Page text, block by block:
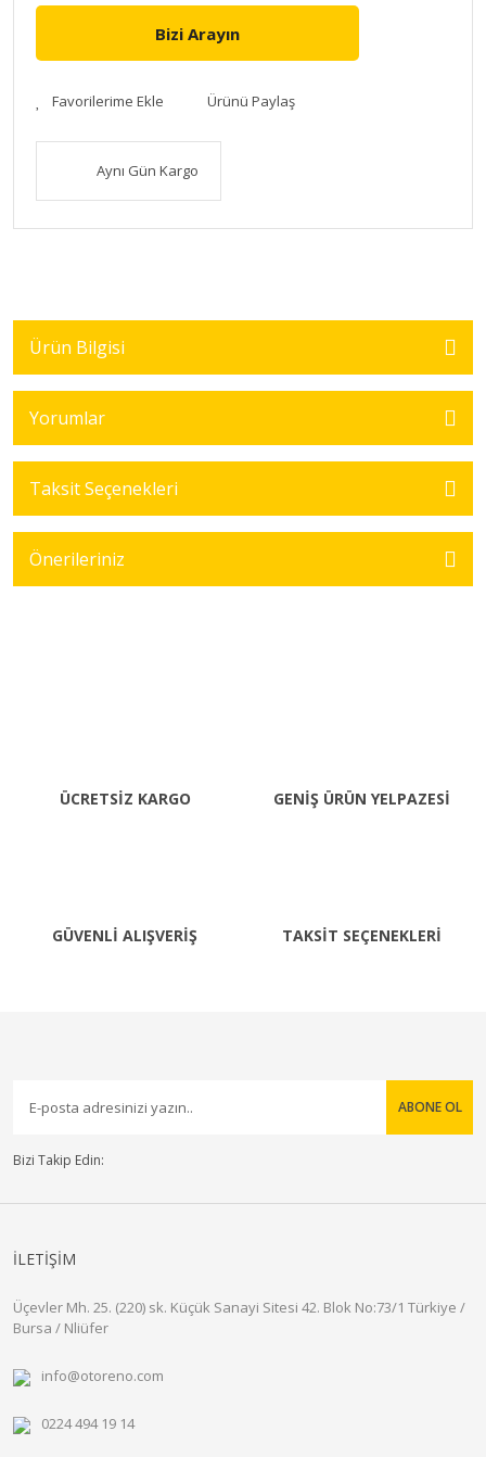
Bizi Arayın
Ürünü Paylaş
Aynı Gün Kargo
Ürün Bilgisi
Yorumlar
Taksit Seçenekleri
Önerileriniz
ÜCRETSİZ KARGO GENİŞ ÜRÜN YELPAZESİ
GÜVENLİ ALIŞVERİŞ TAKSİT SEÇENEKLERİ
ABONE OL
Bizi Takip Edin:
İLETİŞİM
Üçevler Mh. 25. (220) sk. Küçük Sanayi Sitesi 42. Blok No:73/1 Türkiye /
Bursa / Nliüfer
info@otoreno.com
0224 494 19 14